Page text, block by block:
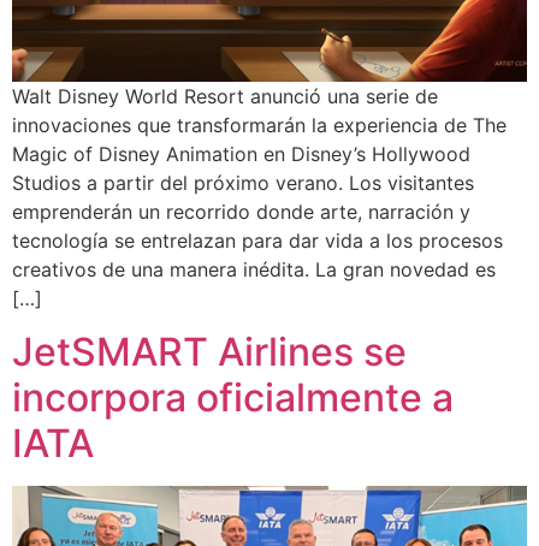
Walt Disney World Resort anunció una serie de
innovaciones que transformarán la experiencia de The
Magic of Disney Animation en Disney’s Hollywood
Studios a partir del próximo verano. Los visitantes
emprenderán un recorrido donde arte, narración y
tecnología se entrelazan para dar vida a los procesos
creativos de una manera inédita. La gran novedad es
[…]
JetSMART Airlines se
incorpora oficialmente a
IATA